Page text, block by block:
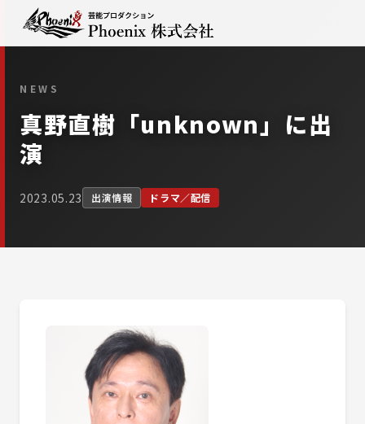
NEWS
真野直樹「unknown」に出
演
2023.05.23 出演情報 ドラマ／配信